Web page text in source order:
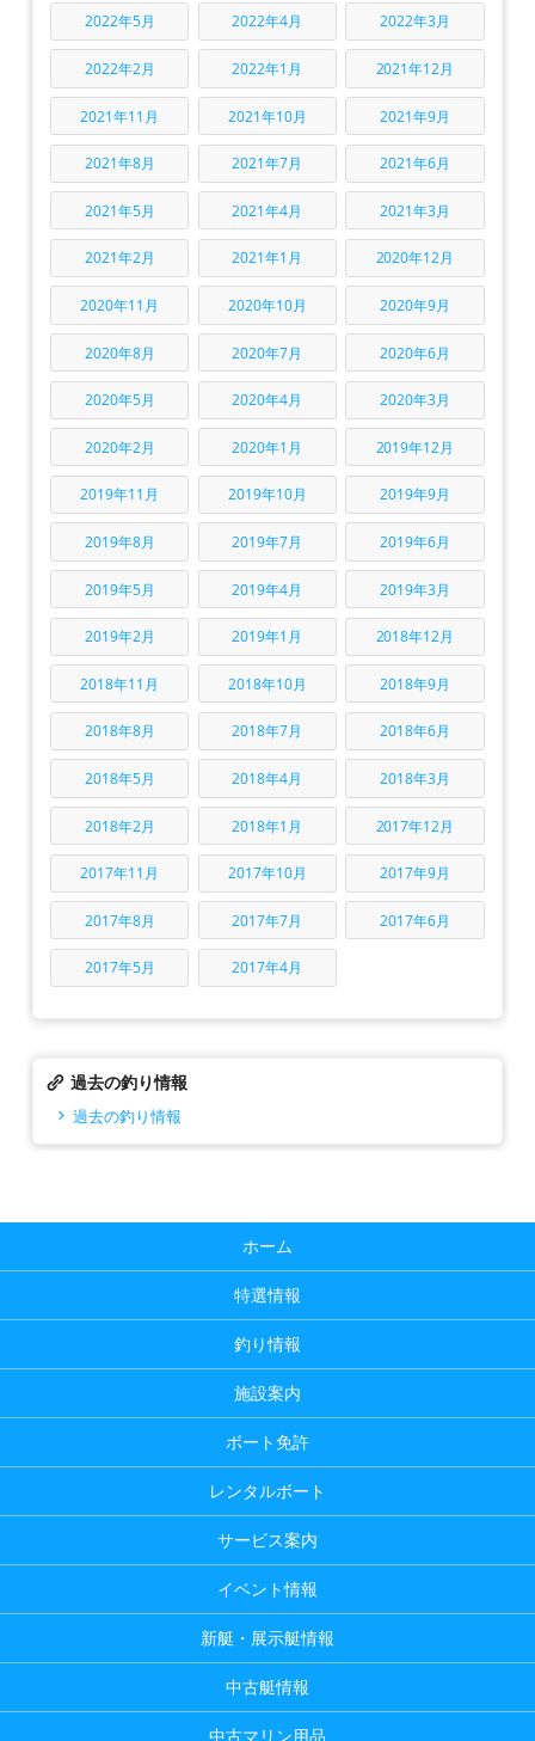
2022年5月 2022年4月 2022年3月
2022年2月 2022年1月 2021年12月
2021年11月 2021年10月 2021年9月
2021年8月 2021年7月 2021年6月
2021年5月 2021年4月 2021年3月
2021年2月 2021年1月 2020年12月
2020年11月 2020年10月 2020年9月
2020年8月 2020年7月 2020年6月
2020年5月 2020年4月 2020年3月
2020年2月 2020年1月 2019年12月
2019年11月 2019年10月 2019年9月
2019年8月 2019年7月 2019年6月
2019年5月 2019年4月 2019年3月
2019年2月 2019年1月 2018年12月
2018年11月 2018年10月 2018年9月
2018年8月 2018年7月 2018年6月
2018年5月 2018年4月 2018年3月
2018年2月 2018年1月 2017年12月
2017年11月 2017年10月 2017年9月
2017年8月 2017年7月 2017年6月
2017年5月 2017年4月
過去の釣り情報
過去の釣り情報
ホーム
特選情報
釣り情報
施設案内
ボート免許
レンタルボート
サービス案内
イベント情報
新艇・展示艇情報
中古艇情報
中古マリン用品